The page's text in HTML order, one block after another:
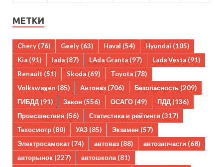
МЕТКИ
Chery (76) Geely (63) Haval (54) Hyundai (105)
Kia (91) lada (87) LAda Granta (97) Lada Vesta (91)
Renault (51) Skoda (69) Toyota (78)
Volkswagen (85) Автоваз (706) Безопасность (209)
ГИБДД (91) Закон (556) ОСАГО (49) ПДД (136)
Происшествия (56) Статистика и рейтинги (317)
Техосмотр (80) УАЗ (85) Экзамен (57)
Электросамокат (74) автоваз (88) автозапчасти (68)
авторынок (227) автошкола(81)